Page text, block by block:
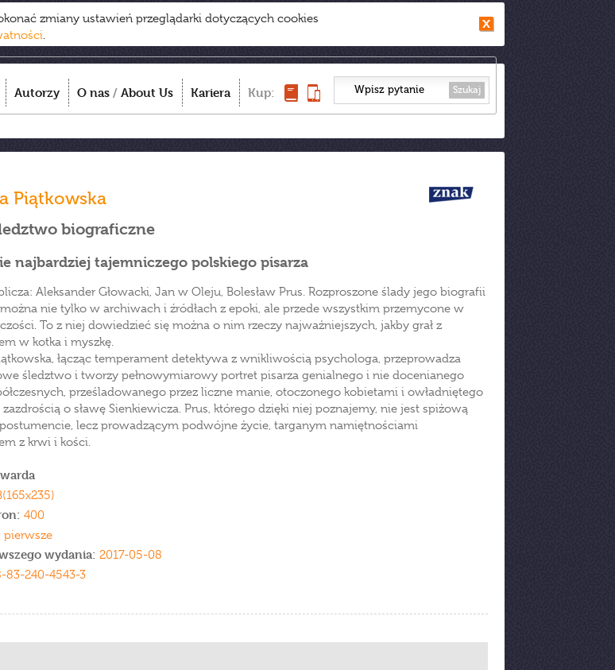
zmiany ustawień przeglądarki dotyczących cookies
.
Autorzy O nas / About Us Kariera Kup: Szukaj
Piątkowska
biograficzne
najbardziej tajemniczego polskiego pisarza
Aleksander Głowacki, Jan w Oleju, Bolesław Prus. Rozproszone ślady jego biografii
nie tylko w archiwach i źródłach z epoki, ale przede wszystkim przemycone w
To z niej dowiedzieć się można o nim rzeczy najważniejszych, jakby grał z
w kotka i myszkę.
łącząc temperament detektywa z wnikliwością psychologa, przeprowadza
śledztwo i tworzy pełnowymiarowy portret pisarza genialnego i nie docenianego
prześladowanego przez liczne manie, otoczonego kobietami i owładniętego
zazdrością o sławę Sienkiewicza. Prus, którego dzięki niej poznajemy, nie jest spiżową
lecz prowadzącym podwójne życie, targanym namiętnościami
z krwi i kości.
400
pierwsze
wydania: 2017-05-08
83-240-4543-3